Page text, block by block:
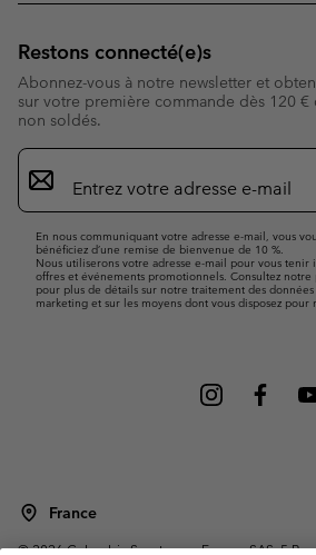
Restons connecté(e)s
Abonnez-vous à notre newsletter et
sur votre première commande dès 120 €
non soldés.
Inscription
par
e-
En nous communiquant votre adresse e-mail, vous
bénéficiez d’une remise de bienvenue de 10 %.
Nous utiliserons votre adresse e-mail pour vous tenir
offres et événements promotionnels. Consultez notre
pour plus de détails sur notre traitement des données
marketing et sur les moyens dont vous disposez
France
©2026Columbia Sportswear Europe SAS. 5